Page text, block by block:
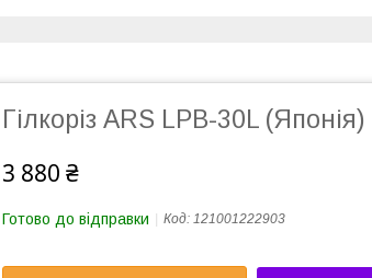
Гілкоріз ARS LPB-30L (Японія)
3 880 ₴
Готово до відправки Код: 121001222903